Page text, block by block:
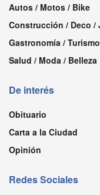
Autos / Motos / Bike
Construcción / Deco /
Gastronomía /
Salud / Moda / Belleza
De interés
Obituario
Carta a la Ciudad
Opinión
Redes Sociales